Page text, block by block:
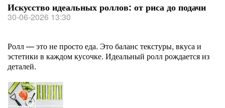
Искусство идеальных роллов: от риса до подачи
30-06-2026 13:30
Ролл — это не просто еда. Это баланс текстуры, вкуса и
эстетики в каждом кусочке. Идеальный ролл рождается из
деталей.